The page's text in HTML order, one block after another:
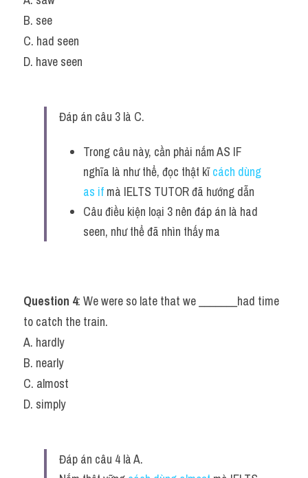
B. see
C. had seen
D. have seen
Đáp án câu 3 là C.
Trong câu này, cần phải nắm AS IF
nghĩa là như thể, đọc thật kĩ cách dùng
as if mà IELTS TUTOR đã hướng dẫn
Câu điều kiện loại 3 nên đáp án là had
seen, như thể đã nhìn thấy ma
Question 4: We were so late that we _______had time
to catch the train.
A. hardly
B. nearly
C. almost
D. simply
Đáp án câu 4 là A.